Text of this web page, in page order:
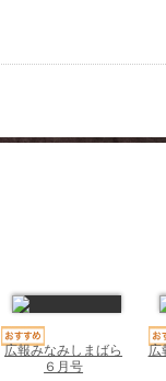
広報みなみしまばら
６月号
広